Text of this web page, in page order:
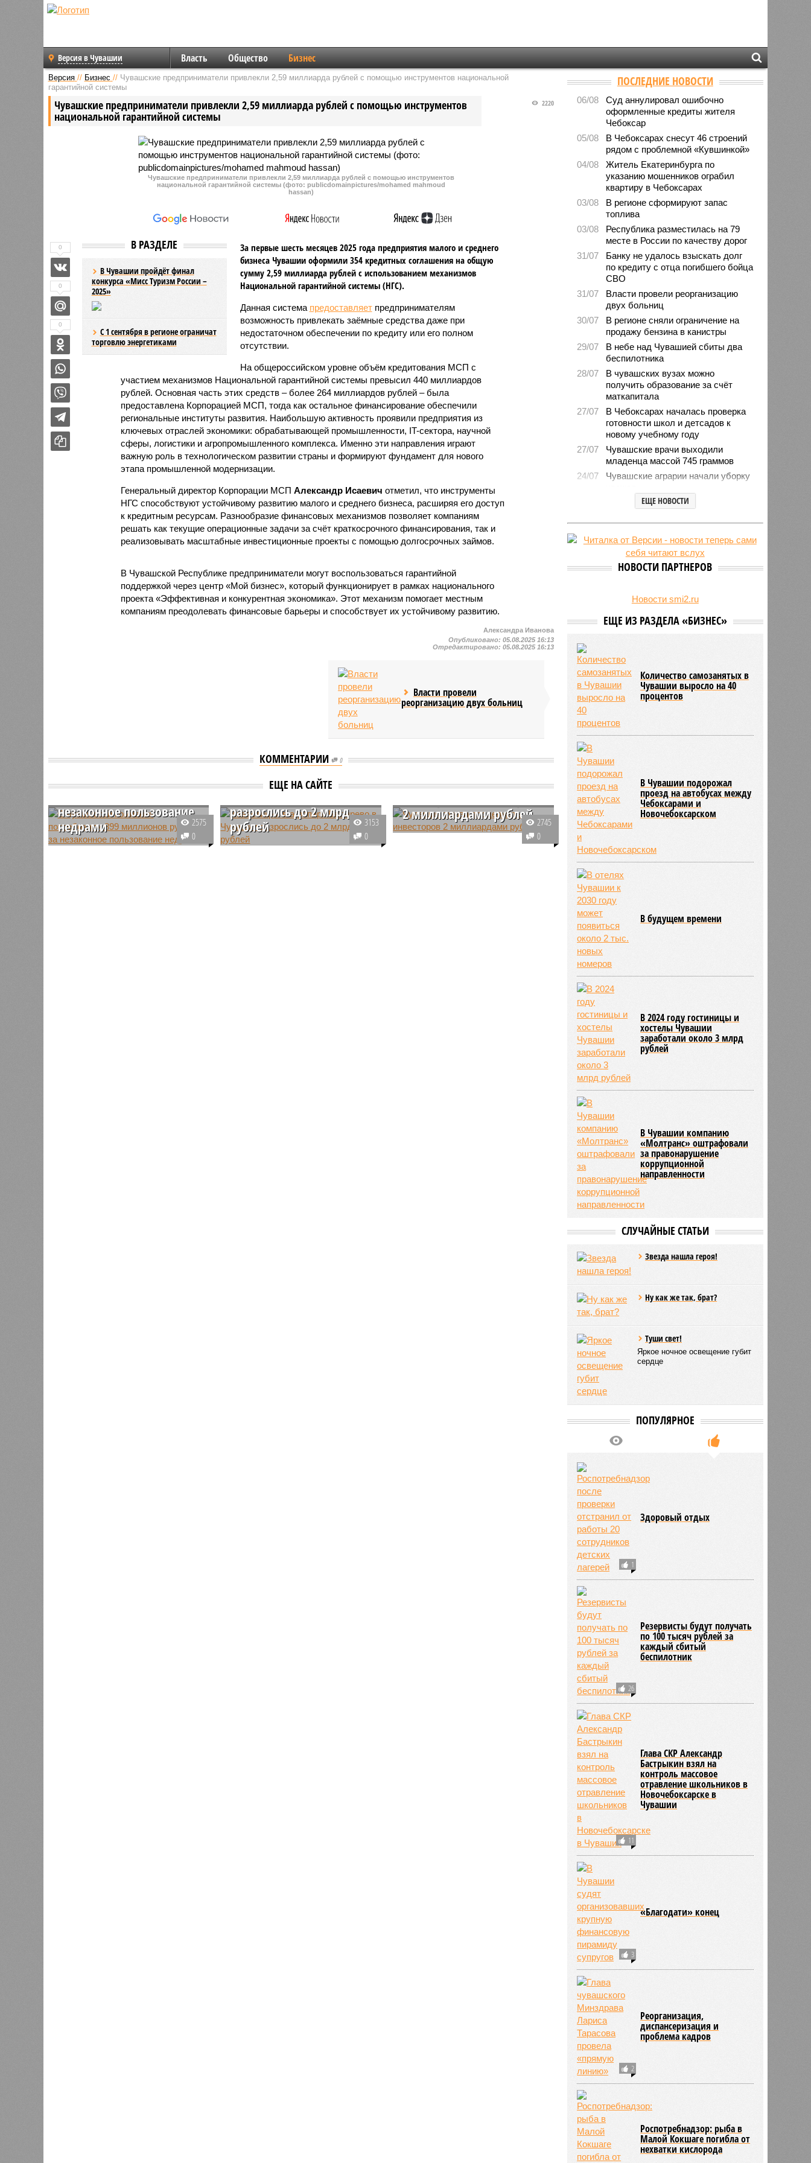
Версия в Чувашии Власть Общество Бизнес
Версия // Бизнес // Чувашские предприниматели привлекли 2,59 миллиарда рублей с помощью инструментов национальной
гарантийной системы
Чувашские предприниматели привлекли 2,59 миллиарда рублей с помощью инструментов
национальной гарантийной системы
2220
Чувашские предприниматели привлекли 2,59 миллиарда рублей с помощью инструментов
национальной гарантийной системы (фото: publicdomainpictures/mohamed mahmoud
hassan)
В РАЗДЕЛЕ
В Чувашии пройдёт финал
конкурса «Мисс Туризм России –
2025»
С 1 сентября в регионе ограничат
торговлю энергетиками
За первые шесть месяцев 2025 года предприятия малого и среднего
бизнеса Чувашии оформили 354 кредитных соглашения на общую
сумму 2,59 миллиарда рублей с использованием механизмов
Национальной гарантийной системы (НГС).
Данная система предоставляетпредпринимателям
возможность привлекать заёмные средства даже при
недостаточном обеспечении по кредиту или его полном
отсутствии.
На общероссийском уровне объём кредитования МСП с
участием механизмов Национальной гарантийной системы превысил 440 миллиардов
рублей. Основная часть этих средств – более 264 миллиардов рублей – была
предоставлена Корпорацией МСП, тогда как остальное финансирование обеспечили
региональные институты развития. Наибольшую активность проявили предприятия из
ключевых отраслей экономики: обрабатывающей промышленности, IT-сектора, научной
сферы, логистики и агропромышленного комплекса. Именно эти направления играют
важную роль в технологическом развитии страны и формируют фундамент для нового
этапа промышленной модернизации.
Генеральный директор Корпорации МСП Александр Исаевич отметил, что инструменты
НГС способствуют устойчивому развитию малого и среднего бизнеса, расширяя его доступ
к кредитным ресурсам. Разнообразие финансовых механизмов позволяет компаниям
решать как текущие операционные задачи за счёт краткосрочного финансирования, так и
реализовывать масштабные инвестиционные проекты с помощью долгосрочных займов.
В Чувашской Республике предприниматели могут воспользоваться гарантийной
поддержкой через центр «Мой бизнес», который функционирует в рамках национального
проекта «Эффективная и конкурентная экономика». Этот механизм помогает местным
компаниям преодолевать финансовые барьеры и способствует их устойчивому развитию.
0
0
0
Александра Иванова
Опубликовано:05.08.2025 16:13
Отредактировано:05.08.2025 16:13
Власти провели
реорганизацию двух больниц
КОММЕНТАРИИ 0
ЕЩЕ НА САЙТЕ
С чувашской компании
потребовали 899
незаконное пользование
недрами
Росприроднадзор предъявил
2575
0
Инвестиции в агропарк
Батырево в Чувашии
разрослись до 2 млрд
рублей
Объем частных инвестиций в
3153
0
Чувашия готова
2 миллиардами рублей
Чувашские власти намерены
2745
0
ПОСЛЕДНИЕ НОВОСТИ
06/08
Суд аннулировал ошибочно
оформленные кредиты жителя
Чебоксар
05/08
В Чебоксарах снесут 46 строений
рядом с проблемной «Кувшинкой»
04/08
Житель Екатеринбурга по
указанию мошенников ограбил
квартиру в Чебоксарах
03/08
В регионе сформируют запас
топлива
03/08
Республика разместилась на 79
месте в России по качеству дорог
31/07
Банку не удалось взыскать долг
по кредиту с отца погибшего бойца
СВО
31/07
Власти провели реорганизацию
двух больниц
30/07
В регионе сняли ограничение на
продажу бензина в канистры
29/07
В небе над Чувашией сбиты два
беспилотника
28/07
В чувашских вузах можно
получить образование за счёт
маткапитала
27/07
В Чебоксарах началась проверка
готовности школ и детсадов к
новому учебному году
27/07
Чувашские врачи выходили
младенца массой 745 граммов
24/07
Чувашские аграрии начали уборку
Минпромэнерго сообщило об
заправках
23/07
В Чувашии за 6 месяцев изъято
свыше 500 единиц оружия
ЕЩЕ НОВОСТИ
НОВОСТИ ПАРТНЕРОВ
Новости smi2.ru
ЕЩЕ ИЗ РАЗДЕЛА «БИЗНЕС»
Количество самозанятых в
Чувашии выросло на 40
процентов
В Чувашии подорожал
проезд на автобусах между
Чебоксарами и
Новочебоксарском
В будущем времени
В 2024 году гостиницы и
хостелы Чувашии
заработали около 3 млрд
рублей
В Чувашии компанию
«Молтранс» оштрафовали
за правонарушение
коррупционной
направленности
СЛУЧАЙНЫЕ СТАТЬИ
Звезда нашла героя!
Ну как же так, брат?
Туши свет!
Яркое ночное освещение губит
сердце
ПОПУЛЯРНОЕ
1
Здоровый отдых
26
Резервисты будут получать
по 100 тысяч рублей за
каждый сбитый
беспилотник
11
Глава СКР Александр
Бастрыкин взял на
контроль массовое
отравление школьников в
Новочебоксарске в
Чувашии
3
«Благодати» конец
2
Реорганизация,
диспансеризация и
проблема кадров
Роспотребнадзор: рыба в
Малой Кокшаге погибла от
нехватки кислорода